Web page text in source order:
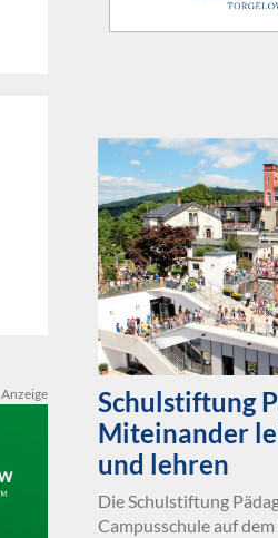
Anzeige
Schulstiftung
Miteinander
und lehren
Die Schulstiftung
Campusschule auf